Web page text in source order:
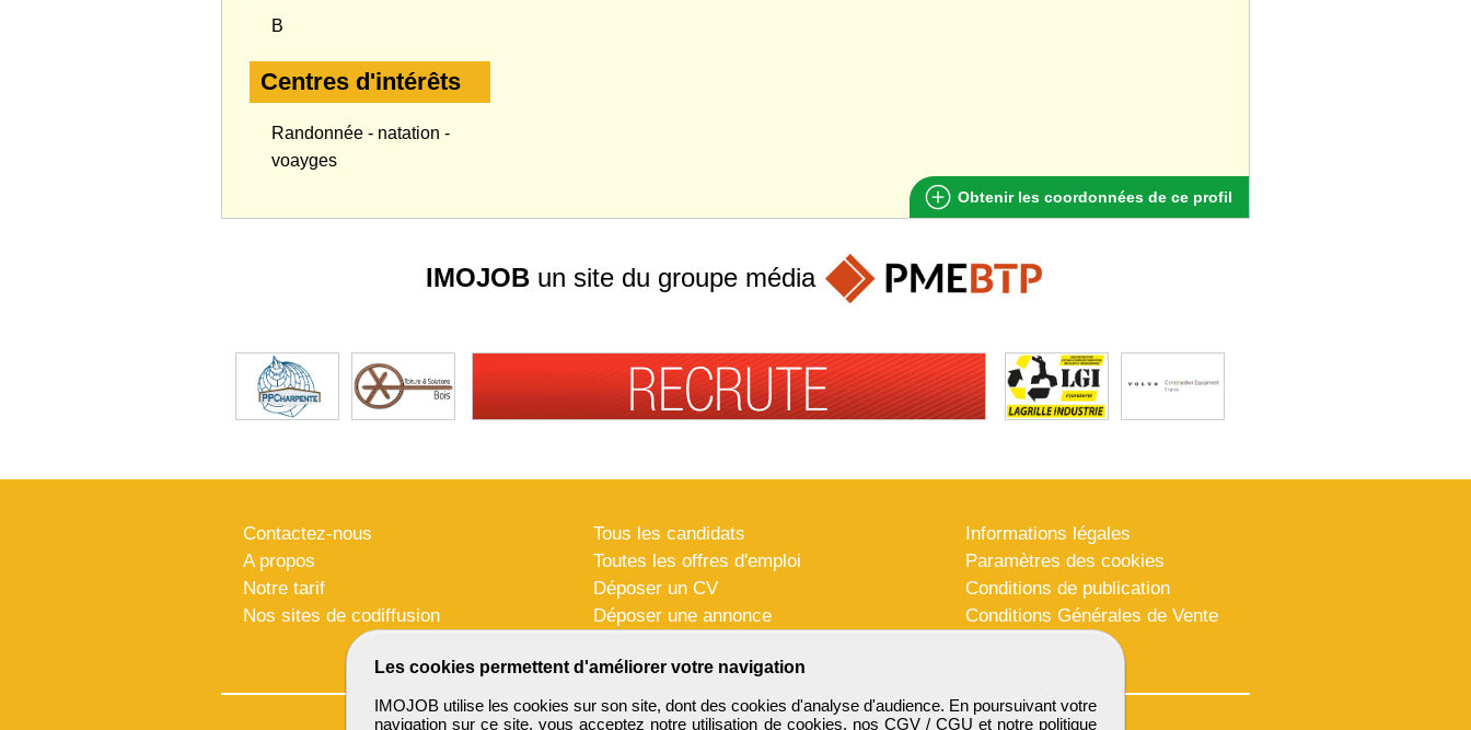
B
Centres d'intérêts
Randonnée - natation -
voayges
Obtenir les coordonnées de ce profil
Les cookies permettent d'améliorer votre navigation
IMOJOB utilise les cookies sur son site, dont des cookies d'analyse d'audience. En poursuivant votre
navigation sur ce site, vous acceptez notre utilisation de cookies, nos CGV / CGU et notre politique
IMOJOB un site du groupe média
Contactez-nous
A propos
Notre tarif
Nos sites de codiffusion
Tous les candidats
Toutes les offres d'emploi
Déposer un CV
Déposer une annonce
Informations légales
Paramètres des cookies
Conditions de publication
Conditions Générales de Vente